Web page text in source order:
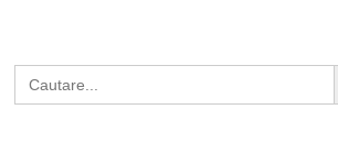
Search
for: